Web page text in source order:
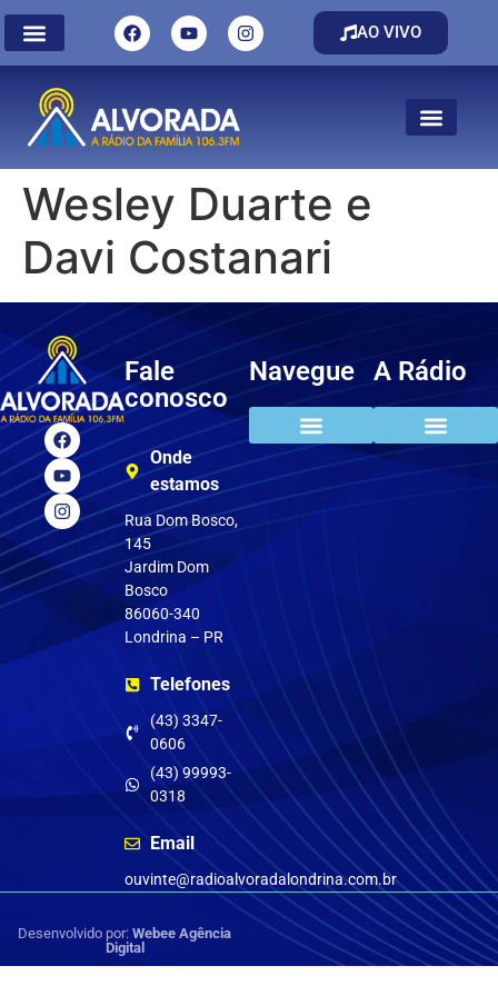
AO VIVO
Wesley Duarte e
Davi Costanari
Fale
conosco
Onde
estamos
Rua Dom Bosco,
145
Jardim Dom
Bosco
86060-340
Londrina – PR
Telefones
(43) 3347-
0606
(43) 99993-
0318
Email
ouvinte@radioalvoradalondrina.com.br
Navegue A Rádio
Desenvolvido por: Webee Agência
Digital